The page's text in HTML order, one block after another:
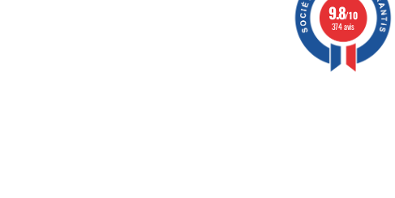
9.8/10
374 avis